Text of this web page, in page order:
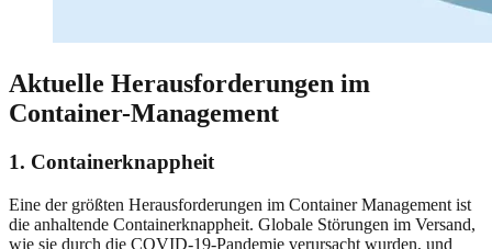
Aktuelle Herausforderungen im
Container-Management
1. Containerknappheit
Eine der größten Herausforderungen im Container Management ist
die anhaltende Containerknappheit. Globale Störungen im Versand,
wie sie durch die COVID-19-Pandemie verursacht wurden, und